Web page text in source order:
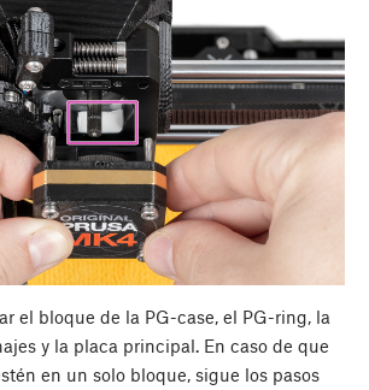
el bloque de la PG-case, el PG-ring, la
y la placa principal. En caso de que
en un solo bloque, sigue los pasos